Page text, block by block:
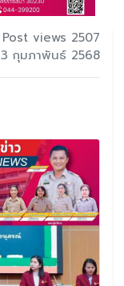
Post views 2507
กุมภาพันธ์ 2568